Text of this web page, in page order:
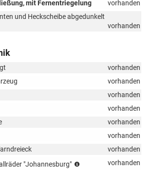
mit Fernentriegelung
vorhanden
und Heckscheibe abgedunkelt
vorhanden
vorhanden
vorhanden
vorhanden
vorhanden
vorhanden
vorhanden
vorhanden
"Johannesburg"
vorhanden